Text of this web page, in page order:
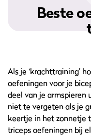
Beste
Als je ‘krachttraining’
oefeningen voor je
deel van je armspieren
niet te vergeten als je
keertje in het zonnetje
triceps oefeningen bij